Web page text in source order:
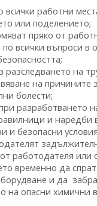
всички работни
или поделението;
пряко от
всички въпроси в
разследването на
на причините
болести;
разработването
и наредби
и безопасни
работодателя или
временно да
и да
на опасни химични